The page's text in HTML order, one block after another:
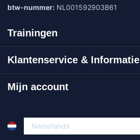
btw-nummer: NL001592903B61
Trainingen
Klantenservice & Informatie
Mijn account